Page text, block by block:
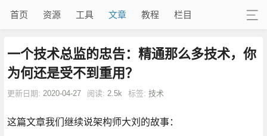
首页 资源 工具 文章 教程 栏目
一个技术总监的忠告：精通那么多技术，你
为何还是受不到重用？
更新日期: 2020-04-27 阅读: 2.5k 标签: 技术
这篇文章我们继续说架构师大刘的故事：